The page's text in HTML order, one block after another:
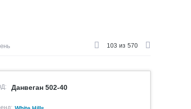
103 из 570
Данвеган 502-40